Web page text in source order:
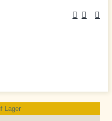
»Whisky»Deutscher
Lager